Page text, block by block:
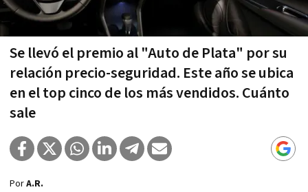
Se llevó el premio al "Auto de Plata" por su
relación precio-seguridad. Este año se ubica
en el top cinco de los más vendidos. Cuánto
sale
PorA.R.